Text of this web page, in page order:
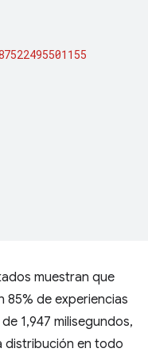
muestran que
85% de experiencias
1,947 milisegundos,
distribución en todo